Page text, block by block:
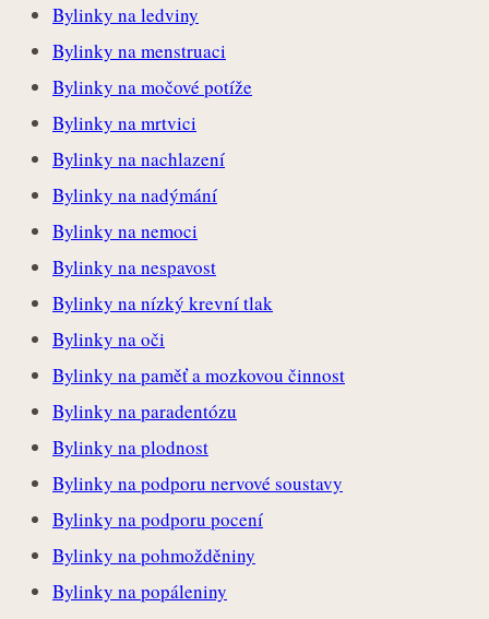
Bylinky na ledviny
Bylinky na menstruaci
Bylinky na močové potíže
Bylinky na mrtvici
Bylinky na nachlazení
Bylinky na nadýmání
Bylinky na nemoci
Bylinky na nespavost
Bylinky na nízký krevní tlak
Bylinky na oči
Bylinky na paměť a mozkovou činnost
Bylinky na paradentózu
Bylinky na plodnost
Bylinky na podporu nervové soustavy
Bylinky na podporu pocení
Bylinky na pohmožděniny
Bylinky na popáleniny